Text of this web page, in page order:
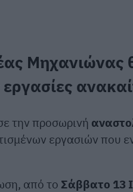
Μηχανιώνας
την προσωρινή
εργασιών που
από το Σάββατο 13